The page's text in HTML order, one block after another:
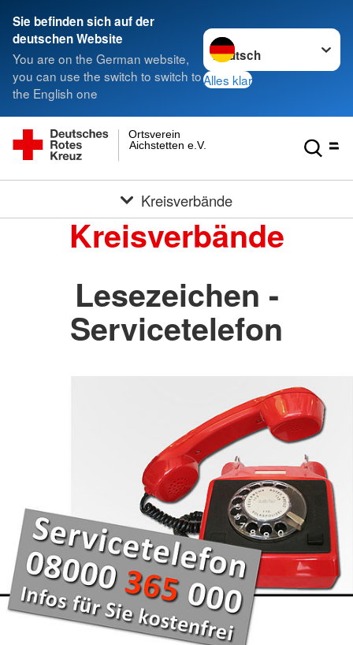
Sie befinden sich auf der
deutschen Website
You are on the German website,
you can use the switch to switch to
the English one
Sprache wechseln zu
Alles klar
Aichstetten e.V.
Ortsverein
Kreisverbände
Kreisverbände
Lesezeichen -
Servicetelefon